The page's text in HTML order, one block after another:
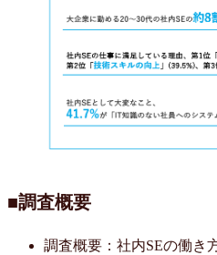
■調査概要
調査概要：社内SEの働き